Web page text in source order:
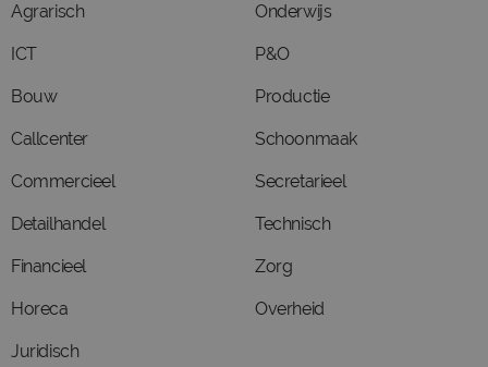
Agrarisch
ICT
Bouw
Callcenter
Commercieel
Detailhandel
Financieel
Horeca
Juridisch
Onderwijs
P&O
Productie
Schoonmaak
Secretarieel
Technisch
Zorg
Overheid